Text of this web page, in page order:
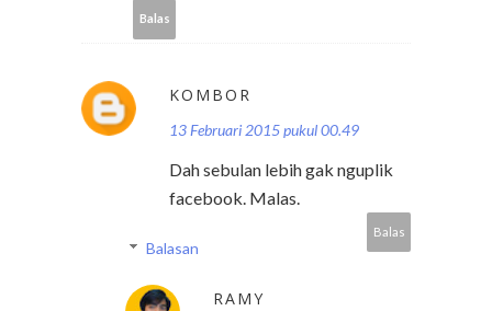
Balas
KOMBOR
13 Februari 2015 pukul 00.49
Dah sebulan lebih gak nguplik
facebook. Malas.
Balas
Balasan
RAMY